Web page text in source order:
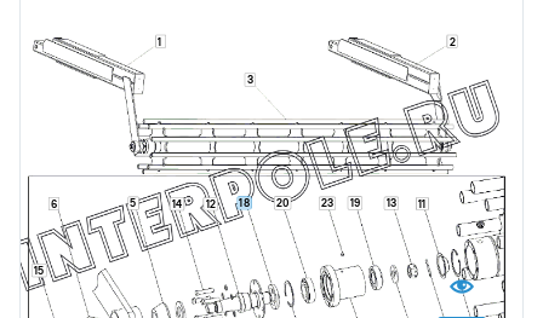
1 2
3
5
6 11
12 13
14
15
18 19
20 23